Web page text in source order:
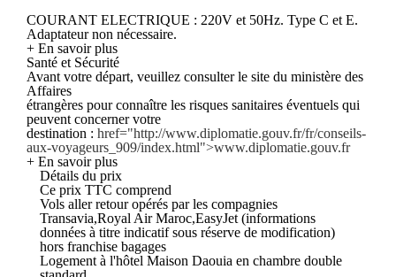
COURANT ELECTRIQUE : 220V et 50Hz. Type C et E.
Adaptateur non nécessaire.
+ En savoir plus
Santé et Sécurité
Avant votre départ, veuillez consulter le site du ministère des
Affaires
étrangères pour connaître les risques sanitaires éventuels qui
peuvent concerner votre
destination : href="http://www.diplomatie.gouv.fr/fr/conseils-
aux-voyageurs_909/index.html">www.diplomatie.gouv.fr
+ En savoir plus
Détails du prix
Ce prix TTC comprend
Vols aller retour opérés par les compagnies
Transavia,Royal Air Maroc,EasyJet (informations
données à titre indicatif sous réserve de modification)
hors franchise bagages
Logement à l'hôtel Maison Daouia en chambre double